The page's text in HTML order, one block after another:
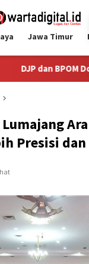
Jawa Timur
BPOM Dorong
Presisi